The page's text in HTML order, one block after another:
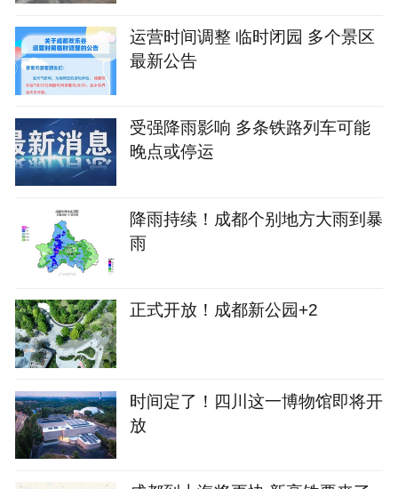
运营时间调整 临时闭园 多个景区
最新公告
受强降雨影响 多条铁路列车可能
晚点或停运
降雨持续！成都个别地方大雨到暴
雨
正式开放！成都新公园+2
时间定了！四川这一博物馆即将开
放